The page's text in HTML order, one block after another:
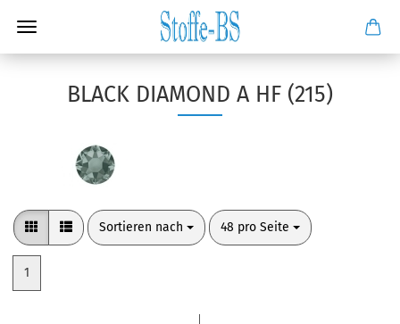
BLACK DIAMOND A HF (215)
Sortieren nach
Sortieren nach 48 pro Seite
pro Seite
1